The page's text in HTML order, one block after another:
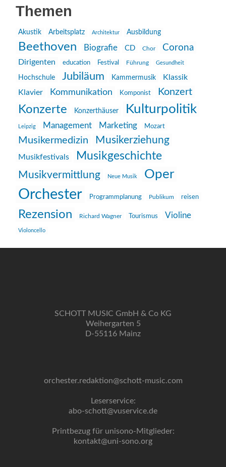
Themen
Akustik Arbeitsplatz Architektur Ausbildung
Beethoven Biografie CD Chor Corona
Dirigenten education Festival Führung Gesundheit
Hochschule Jubiläum Kammermusik
Klassik
Klavier
Kommunikation Komponist Konzert
Konzerte Konzerthäuser Kulturpolitik
Leipzig Management Marketing Mozart
Musikermedizin Musikerziehung
Musikfestivals Musikgeschichte
Musikvermittlung Neue Musik Oper
Orchester Programmplanung Publikum reisen
Rezension Richard Wagner Tourismus Violine
Violoncello
SCHOTT MUSIC GmbH & Co KG
Weihergarten 5
D-55116 Mainz
orchester.redaktion@schott-music.com
Leserservice:
abo-schott@vuservice.de
Printbezug für unisono-Mitglieder:
kontakt@uni-sono.org